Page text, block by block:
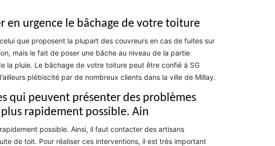
en urgence le bâchage de votre toiture
que proposent la plupart des couvreurs en cas de fuites sur
mais le fait de poser une bâche au niveau de la partie
la pluie. Le bâchage de votre toiture peut être confié à SG
plébiscité par de nombreux clients dans la ville de Millay.
qui peuvent présenter des problèmes
rapidement possible. Ain
possible. Ainsi, il faut contacter des artisans
de toit. Pour réaliser ces interventions, il est très important